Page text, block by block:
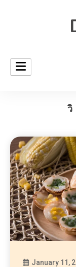
January 11,